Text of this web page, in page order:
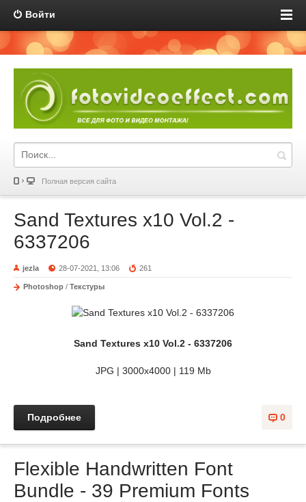
Войти
Полная версия сайта
Sand Textures x10 Vol.2 -
6337206
jezla 28-07-2021, 13:06 261
Photoshop / Текстуры
Sand Textures x10 Vol.2 - 6337206
JPG | 3000x4000 | 119 Mb
0
Подробнее
Flexible Handwritten Font
Bundle - 39 Premium Fonts